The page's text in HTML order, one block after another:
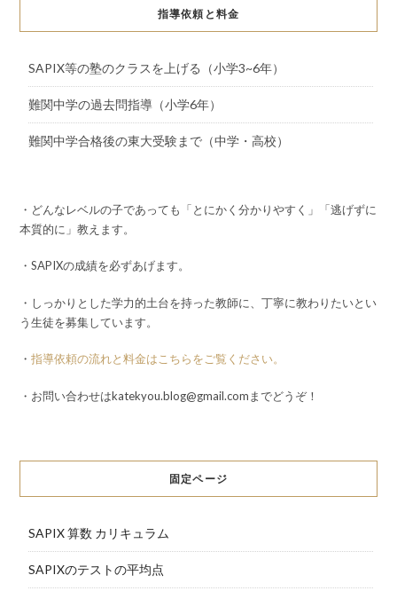
指導依頼と料金
SAPIX等の塾のクラスを上げる（小学3~6年）
難関中学の過去問指導（小学6年）
難関中学合格後の東大受験まで（中学・高校）
・どんなレベルの子であっても「とにかく分かりやすく」「逃げずに
本質的に」教えます。
・SAPIXの成績を必ずあげます。
・しっかりとした学力的土台を持った教師に、丁寧に教わりたいとい
う生徒を募集しています。
・ 指導依頼の流れと料金はこちらをご覧ください。
・お問い合わせはkatekyou.blog@gmail.comまでどうぞ！
固定ページ
SAPIX 算数 カリキュラム
SAPIXのテストの平均点